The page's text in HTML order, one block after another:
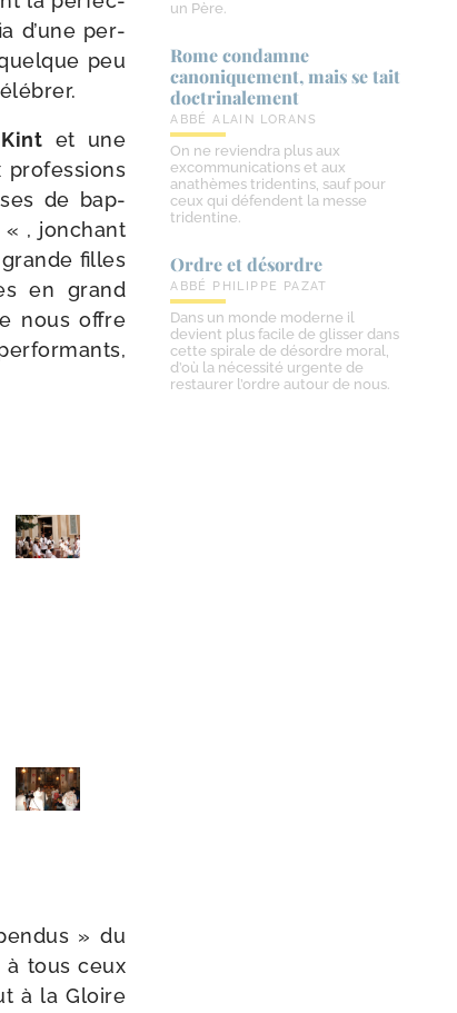
d’une per­
peu
et une
pro­fes­sions
de bap­
« , jon­chant
filles
en grand
nous offre
» du
à tous ceux
à la Gloire
un Père.
Rome condamne
canoniquement, mais se tait
doctrinalement
ABBÉ ALAIN LORANS
On ne reviendra plus aux
excommunications et aux
anathèmes tridentins, sauf pour
ceux qui défendent la messe
tridentine.
Ordre et désordre
ABBÉ PHILIPPE PAZAT
Dans un monde moderne il
devient plus facile de glisser dans
cette spirale de désordre moral,
d’où la nécessité urgente de
restaurer l’ordre autour de nous.